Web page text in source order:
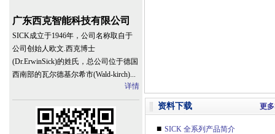
广东西克智能科技有限公司
SICK成立于1946年，公司名称取自于
公司创始人欧文.西克博士
(Dr.ErwinSick)的姓氏，总公司位于德国
西南部的瓦尔德基尔希市(Wald-kirch)...
详情
资料下载 更
■ SICK 全系列产品简介